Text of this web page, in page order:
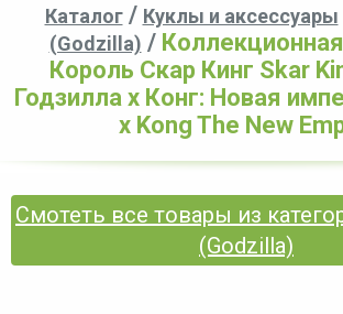
Каталог/ Куклы и аксессуары
(Godzilla) /
Король Скар Кинг Skar
Годзилла х Конг: Новая
x Kong The New
Смотеть все товары из
(Godzilla)